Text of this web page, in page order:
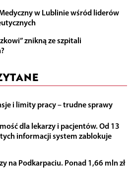
w Lublinie wśród liderów
znikną ze szpitali
i limity pracy – trudne sprawy
dla lekarzy i pacjentów. Od 13
informacji system zablokuje
na Podkarpaciu. Ponad 1,66 mln zł